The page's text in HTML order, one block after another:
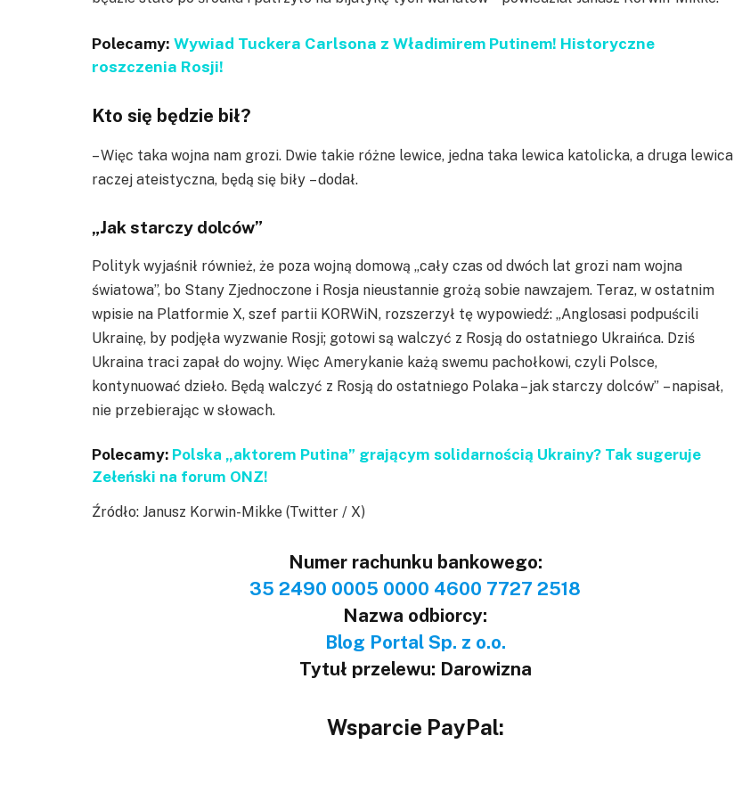
Polecamy: Wywiad Tuckera Carlsona z Władimirem Putinem! Historyczne
roszczenia Rosji!
Kto się będzie bił?
– Więc taka wojna nam grozi. Dwie takie różne lewice, jedna taka lewica katolicka, a druga lewica
raczej ateistyczna, będą się biły – dodał.
„Jak starczy dolców”
Polityk wyjaśnił również, że poza wojną domową „cały czas od dwóch lat grozi nam wojna
światowa”, bo Stany Zjednoczone i Rosja nieustannie grożą sobie nawzajem. Teraz, w ostatnim
wpisie na Platformie X, szef partii KORWiN, rozszerzył tę wypowiedź: „Anglosasi podpuścili
Ukrainę, by podjęła wyzwanie Rosji; gotowi są walczyć z Rosją do ostatniego Ukraińca. Dziś
Ukraina traci zapał do wojny. Więc Amerykanie każą swemu pachołkowi, czyli Polsce,
kontynuować dzieło. Będą walczyć z Rosją do ostatniego Polaka – jak starczy dolców” – napisał,
nie przebierając w słowach.
Polecamy: Polska „aktorem Putina” grającym solidarnością Ukrainy? Tak sugeruje
Zełeński na forum ONZ!
Źródło: Janusz Korwin-Mikke (Twitter / X)
Numer rachunku bankowego:
35 2490 0005 0000 4600 7727 2518
Nazwa odbiorcy:
Blog Portal Sp. z o.o.
Tytuł przelewu: Darowizna
Wsparcie PayPal: